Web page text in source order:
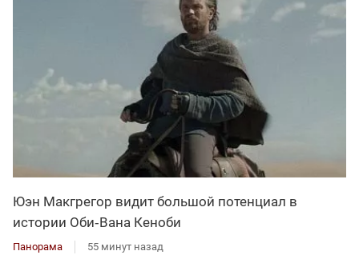
Юэн Макгрегор видит большой потенциал в
истории Оби‑Вана Кеноби
Панорама 55 минут назад